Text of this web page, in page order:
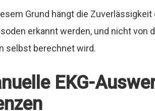
Grund hängt die Zuverlässigkeit
erkannt werden, und nicht von
selbst berechnet wird.
EKG-